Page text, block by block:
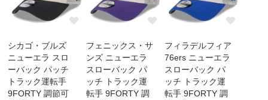
シカゴ・ブルズ
ニューエラ スロ
ーバック パッチ
トラック運転手
9FORTY 調節可
フェニックス・サ
ンズ ニューエラ
スローバック パ
ッチ トラック運
転手 9FORTY 調
フィラデルフィア
76ers ニューエラ
スローバック パ
ッチ トラック運
転手 9FORTY 調